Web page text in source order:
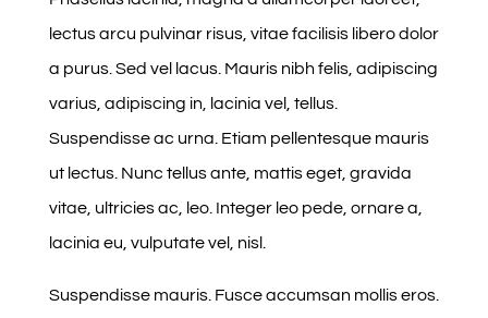
lectus arcu pulvinar risus, vitae facilisis libero dolor
a purus. Sed vel lacus. Mauris nibh felis, adipiscing
varius, adipiscing in, lacinia vel, tellus.
Suspendisse ac urna. Etiam pellentesque mauris
ut lectus. Nunc tellus ante, mattis eget, gravida
vitae, ultricies ac, leo. Integer leo pede, ornare a,
lacinia eu, vulputate vel, nisl.
Suspendisse mauris. Fusce accumsan mollis eros.